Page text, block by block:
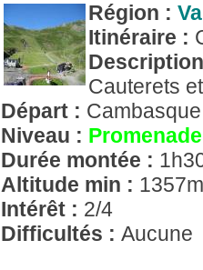
Région :
Itinéraire :
Cauterets
Départ :
Niveau : Promenade
Durée montée :
Altitude min :
Intérêt : 2/4
Difficultés : Aucune